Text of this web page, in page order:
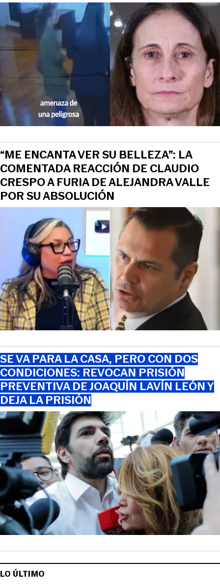
“ME ENCANTA VER SU BELLEZA”: LA
COMENTADA REACCIÓN DE CLAUDIO
CRESPO A FURIA DE ALEJANDRA VALLE
POR SU ABSOLUCIÓN
SE VA PARA LA CASA, PERO CON DOS
CONDICIONES: REVOCAN PRISIÓN
PREVENTIVA DE JOAQUÍN LAVÍN LEÓN Y
DEJA LA PRISIÓN
LO ÚLTIMO